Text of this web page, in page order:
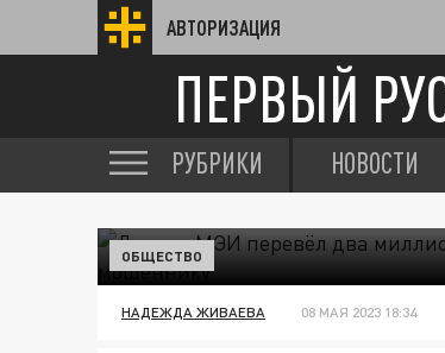
АВТОРИЗАЦИЯ
ПЕРВЫЙ
РУБРИКИ НОВОСТИ
ОБЩЕСТВО
НАДЕЖДА ЖИВАЕВА 08 МАЯ 2023 18:34